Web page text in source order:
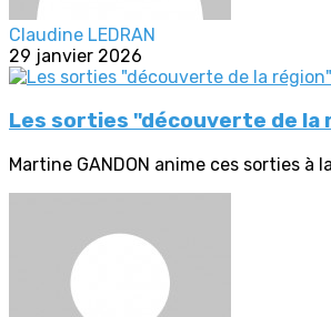
Claudine LEDRAN
29 janvier 2026
Les sorties "découverte de la
Martine GANDON anime ces sorties